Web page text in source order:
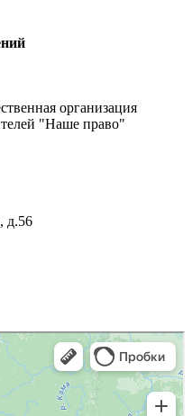
организация
"Наше право"
д.56